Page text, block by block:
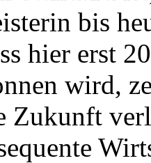
bis
hier erst
wird,